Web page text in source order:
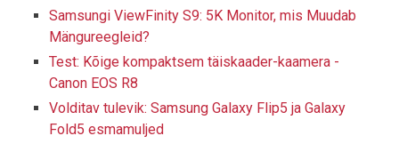
Samsungi ViewFinity S9: 5K Monitor, mis Muudab
Mängureegleid?
Test: Kõige kompaktsem täiskaader-kaamera -
Canon EOS R8
Volditav tulevik: Samsung Galaxy Flip5 ja Galaxy
Fold5 esmamuljed